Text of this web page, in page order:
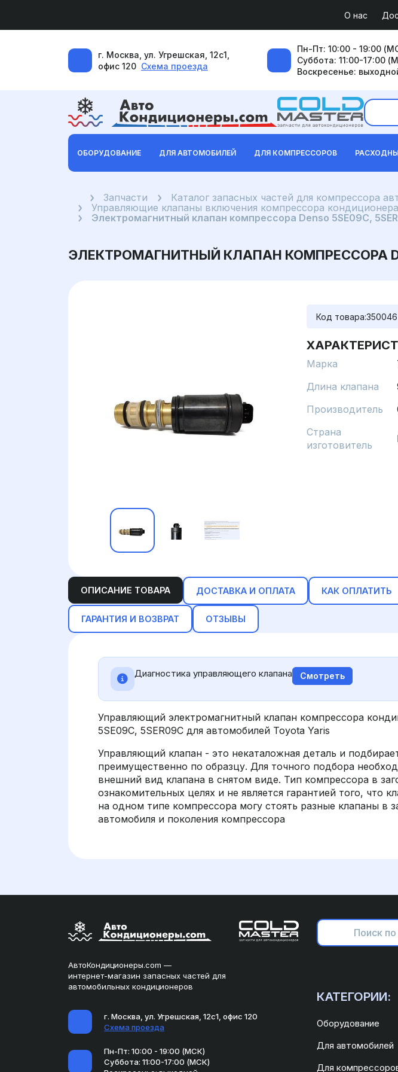
О нас
г. Москва, ул. Угрешская, 12с1,
офис 120 Схема проезда
Пн-Пт: 10:00 - 19:00
Суббота: 11:00-17:00
Воскресенье:
ОБОРУДОВАНИЕ ДЛЯ АВТОМОБИЛЕЙ ДЛЯ КОМПРЕССОРОВ
ГлавнаяЗапчасти
Каталог запасных частей для компрессора
Управляющие клапаны включения компрессора кондиционера
Электромагнитный клапан компрессора Denso 5SE09C,
ЭЛЕКТРОМАГНИТНЫЙ КЛАПАН КОМПРЕССОРА
Код товара:350046
Марка
Длина клапана
Производитель
Страна
изготовитель
ОПИСАНИЕ ТОВАРА ДОСТАВКА И ОПЛАТА КАК ОПЛАТИТЬ
ГАРАНТИЯ И ВОЗВРАТ ОТЗЫВЫ
Диагностика управляющего клапана Смотреть
Управляющий электромагнитный клапан компрессора
5SE09C, 5SER09C для автомобилей Toyota Yaris
Управляющий клапан - это некаталожная деталь и
преимущественно по образцу. Для точного подбора
внешний вид клапана в снятом виде. Тип компрессора в
ознакомительных целях и не является гарантией того, что
на одном типе компрессора могу стоять разные клапаны в
автомобиля и поколения компрессора
АвтоКондиционеры.com —
интернет-магазин запасных частей для
автомобильных кондиционеров
г. Москва, ул. Угрешская, 12с1, офис 120
Схема проезда
Пн-Пт: 10:00 - 19:00 (МСК)
Суббота: 11:00-17:00 (МСК)
КАТЕГОРИИ:
Оборудование
Для автомобилей
Для